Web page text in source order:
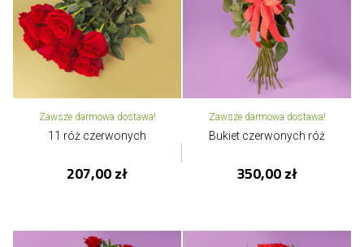
Zawsze darmowa dostawa!
11 róż czerwonych
207,00 zł
Zawsze darmowa dostawa!
Bukiet czerwonych róż
350,00 zł